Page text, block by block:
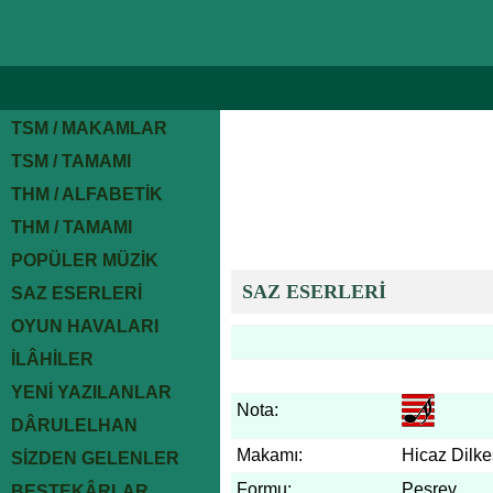
TSM / MAKAMLAR
TSM / TAMAMI
THM / ALFABETİK
THM / TAMAMI
POPÜLER MÜZİK
SAZ ESERLERİ
OYUN HAVALARI
İLÂHİLER
YENİ YAZILANLAR
DÂRULELHAN
SİZDEN GELENLER
SAZ ESERLERİ
Nota:
Makamı:
Hicaz
Formu:
Peşrev